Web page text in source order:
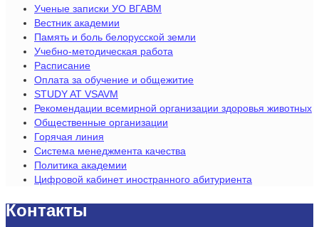
Ученые записки УО ВГАВМ
Вестник академии
Память и боль белорусской земли
Учебно-методическая работа
Расписание
Оплата за обучение и общежитие
STUDY AT VSAVM
Рекомендации всемирной организации здоровья животных
Общественные организации
Горячая линия
Система менеджмента качества
Политика академии
Цифровой кабинет иностранного абитуриента
Контакты